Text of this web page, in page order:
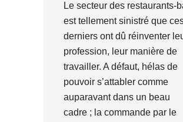
Le secteur des restaurants-
est tellement sinistré que
derniers ont dû réinventer
profession, leur manière de
travailler. A défaut, hélas de
pouvoir s’attabler comme
auparavant dans un beau
cadre ; la commande par le